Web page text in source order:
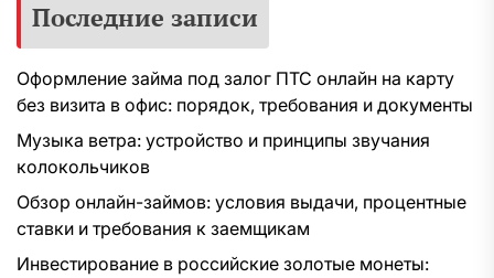
Последние записи
Оформление займа под залог ПТС онлайн на карту
без визита в офис: порядок, требования и документы
Музыка ветра: устройство и принципы звучания
колокольчиков
Обзор онлайн-займов: условия выдачи, процентные
ставки и требования к заемщикам
Инвестирование в российские золотые монеты: